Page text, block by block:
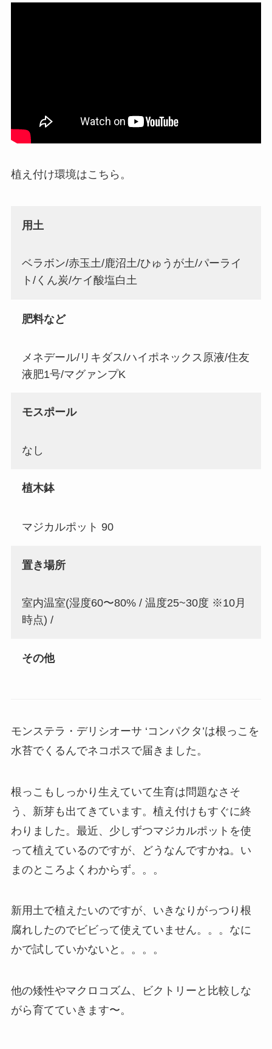
植え付け環境はこちら。
用土
ベラボン/赤玉土/鹿沼土/ひゅうが土/パーライ
ト/くん炭/ケイ酸塩白土
肥料など
メネデール/リキダス/ハイポネックス原液/住友
液肥1号/マグァンプK
モスポール
なし
植木鉢
マジカルポット 90
置き場所
室内温室(湿度60〜80% / 温度25~30度 ※10月
時点) /
その他
モンステラ・デリシオーサ ‘コンパクタ’は根っこを
水苔でくるんでネコポスで届きました。
根っこもしっかり生えていて生育は問題なさそ
う、新芽も出てきています。植え付けもすぐに終
わりました。最近、少しずつマジカルポットを使
って植えているのですが、どうなんですかね。い
まのところよくわからず。。。
新用土で植えたいのですが、いきなりがっつり根
腐れしたのでビビって使えていません。。。なに
かで試していかないと。。。。
他の矮性やマクロコズム、ビクトリーと比較しな
がら育てていきます〜。